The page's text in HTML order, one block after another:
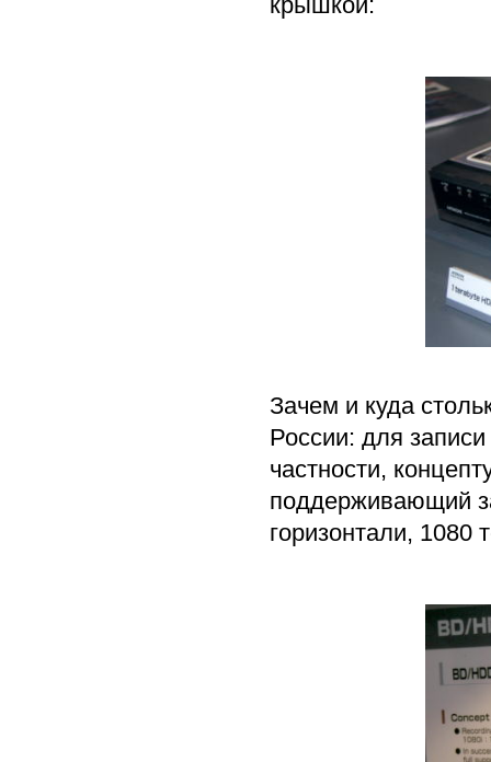
Зачем и куда
России: для
частности,
поддерживающий
горизонтали, 1080